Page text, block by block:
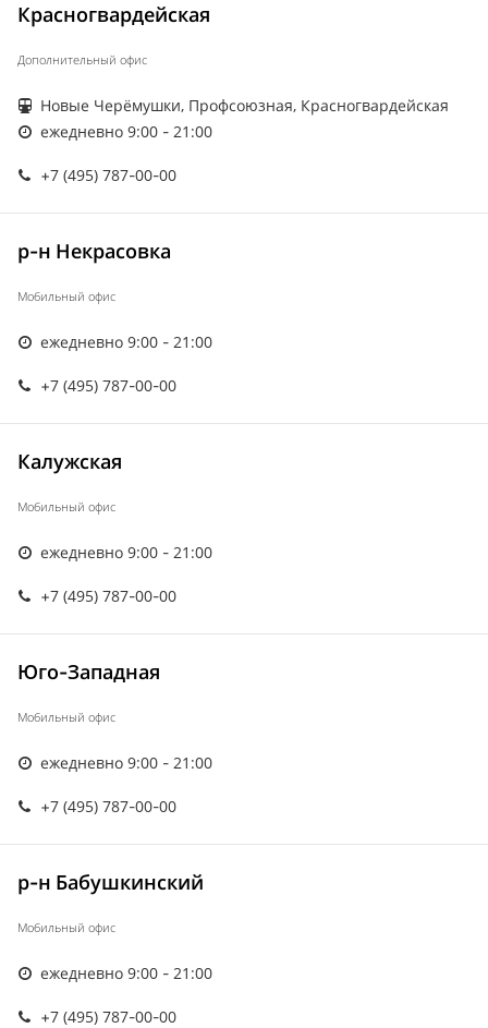
Красногвардейская
Дополнительный офис
Новые Черёмушки, Профсоюзная, Красногвардейская
ежедневно 9:00 - 21:00
+7 (495) 787-00-00
р-н Некрасовка
Мобильный офис
ежедневно 9:00 - 21:00
+7 (495) 787-00-00
Калужская
Мобильный офис
ежедневно 9:00 - 21:00
+7 (495) 787-00-00
Юго-Западная
Мобильный офис
ежедневно 9:00 - 21:00
+7 (495) 787-00-00
р-н Бабушкинский
Мобильный офис
ежедневно 9:00 - 21:00
+7 (495) 787-00-00